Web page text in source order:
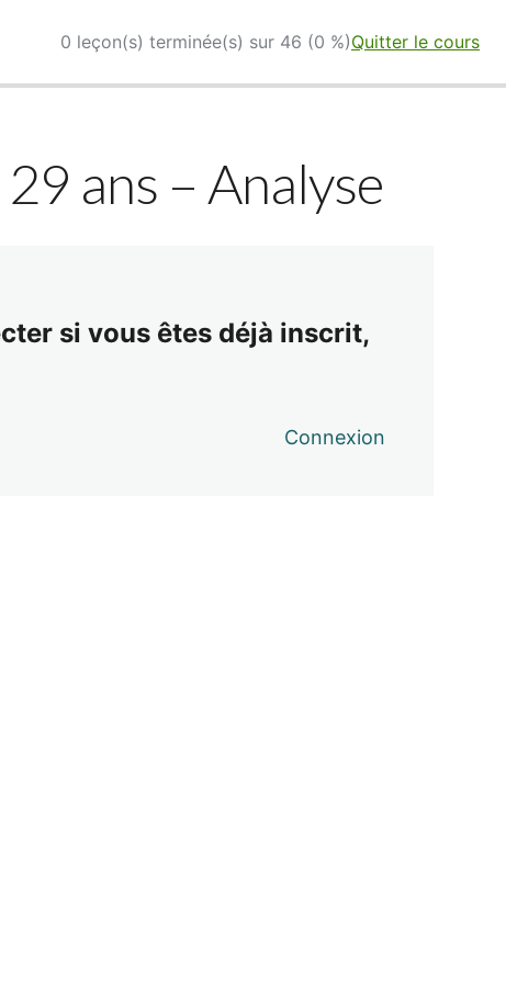
0 leçon(s) terminée(s) sur 46 (0 %)Quitter le cours
ans – Analyse
si vous êtes déjà inscrit,
Connexion